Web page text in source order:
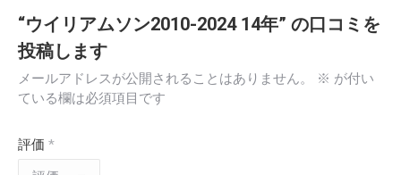
“ウイリアムソン2010-2024 14年” の口コミを
投稿します
メールアドレスが公開されることはありません。 ※ が付い
ている欄は必須項目です
評価 *